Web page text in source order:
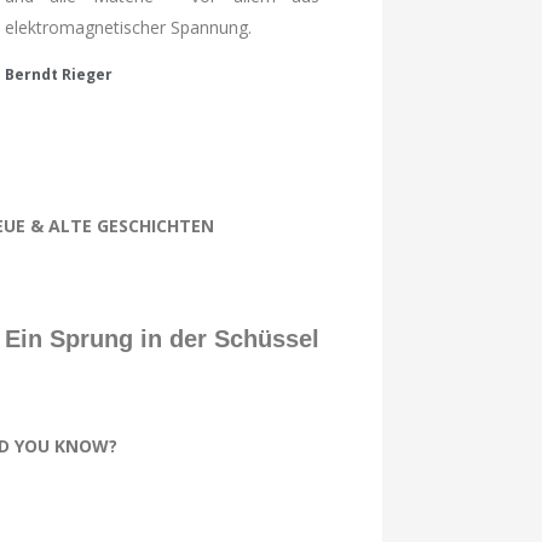
elektromagnetischer Spannung.
Berndt Rieger
& ALTE GESCHICHTEN
Ein Sprung in der Schüssel
YOU KNOW?